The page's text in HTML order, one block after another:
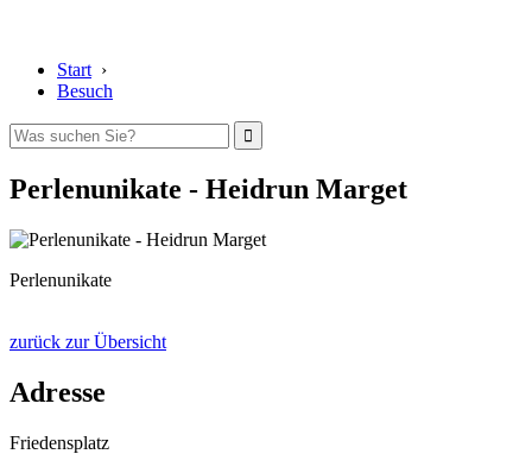
Start ›
Besuch
Perlenunikate - Heidrun Marget
Perlenunikate
zurück zur Übersicht
Adresse
Friedensplatz